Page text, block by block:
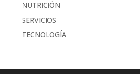
NUTRICIÓN
SERVICIOS
TECNOLOGÍA